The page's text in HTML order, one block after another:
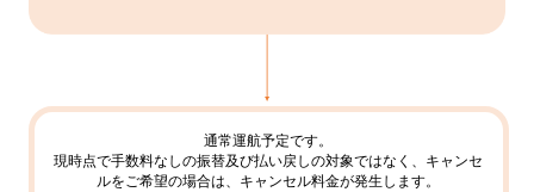
通常運航予定です。
現時点で手数料なしの振替及び払い戻しの対象ではなく、キャンセ
ルをご希望の場合は、キャンセル料金が発生します。